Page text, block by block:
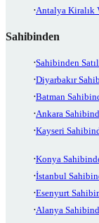
Antalya Kiralık
Sahibinden
Sahibinden
Diyarbakır
Batman
Ankara
Kayseri
Konya
İstanbul
Esenyurt
Alanya